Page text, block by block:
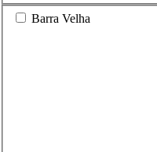
Barra Velha